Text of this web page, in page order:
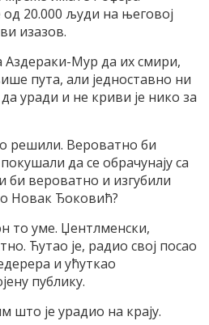
20.000 људи на његовој
изазов.
Аздераки-Мур да их смири,
пута, али једноставно ни
уради и не криви је нико за
решили. Вероватно би
да се обрачунају са
би вероватно и изгубили
Новак Ђоковић?
то уме. Џентлменски,
Ћутао је, радио свој посао
и ућуткао
публику.
што је урадио на крају.